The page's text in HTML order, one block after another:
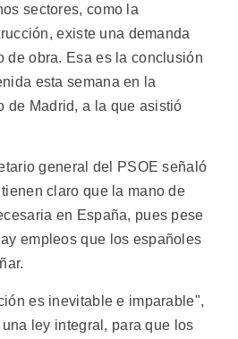
sectores, como la
existe una demanda
de obra. Esa es la conclusión
esta semana en la
de Madrid, a la que asistió
general del PSOE señaló
claro que la mano de
en España, pues pese
empleos que los españoles
es inevitable e imparable",
ley integral, para que los